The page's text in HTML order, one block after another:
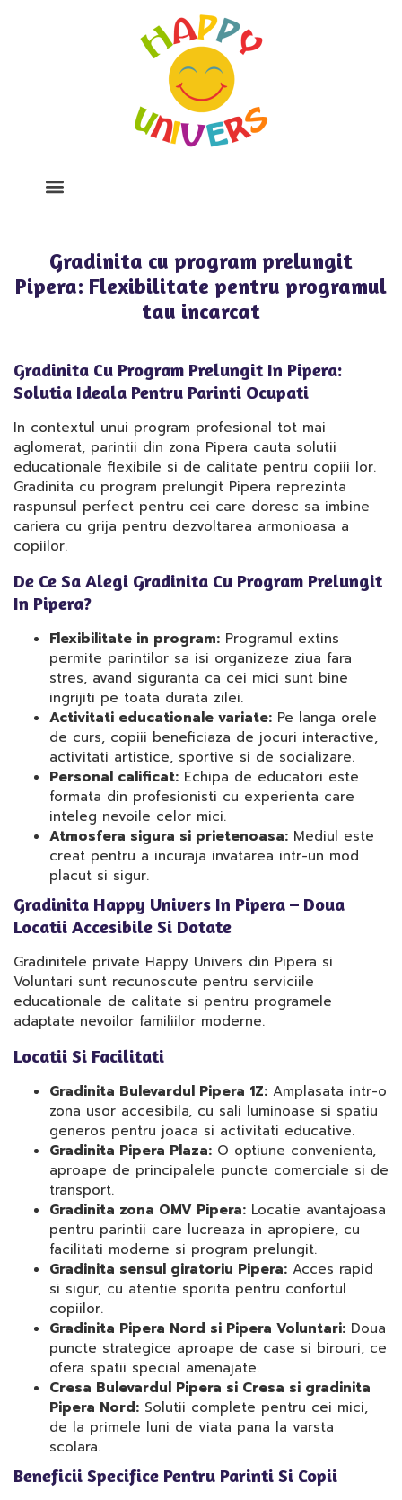
Gradinita cu program prelungit
Pipera: Flexibilitate pentru programul
tau incarcat
Gradinita Cu Program Prelungit In Pipera:
Solutia Ideala Pentru Parinti Ocupati
In contextul unui program profesional tot mai
aglomerat, parintii din zona Pipera cauta solutii
educationale flexibile si de calitate pentru copiii lor.
Gradinita cu program prelungit Pipera reprezinta
raspunsul perfect pentru cei care doresc sa imbine
cariera cu grija pentru dezvoltarea armonioasa a
copiilor.
De Ce Sa Alegi Gradinita Cu Program Prelungit
In Pipera?
Flexibilitate in program: Programul extins
permite parintilor sa isi organizeze ziua fara
stres, avand siguranta ca cei mici sunt bine
ingrijiti pe toata durata zilei.
Activitati educationale variate: Pe langa orele
de curs, copiii beneficiaza de jocuri interactive,
activitati artistice, sportive si de socializare.
Personal calificat: Echipa de educatori este
formata din profesionisti cu experienta care
inteleg nevoile celor mici.
Atmosfera sigura si prietenoasa: Mediul este
creat pentru a incuraja invatarea intr-un mod
placut si sigur.
Gradinita Happy Univers In Pipera – Doua
Locatii Accesibile Si Dotate
Gradinitele private Happy Univers din Pipera si
Voluntari sunt recunoscute pentru serviciile
educationale de calitate si pentru programele
adaptate nevoilor familiilor moderne.
Locatii Si Facilitati
Gradinita Bulevardul Pipera 1Z: Amplasata intr-o
zona usor accesibila, cu sali luminoase si spatiu
generos pentru joaca si activitati educative.
Gradinita Pipera Plaza: O optiune convenienta,
aproape de principalele puncte comerciale si de
transport.
Gradinita zona OMV Pipera: Locatie avantajoasa
pentru parintii care lucreaza in apropiere, cu
facilitati moderne si program prelungit.
Gradinita sensul giratoriu Pipera: Acces rapid
si sigur, cu atentie sporita pentru confortul
copiilor.
Gradinita Pipera Nord si Pipera Voluntari: Doua
puncte strategice aproape de case si birouri, ce
ofera spatii special amenajate.
Cresa Bulevardul Pipera si Cresa si gradinita
Pipera Nord: Solutii complete pentru cei mici,
de la primele luni de viata pana la varsta
scolara.
Beneficii Specifice Pentru Parinti Si Copii